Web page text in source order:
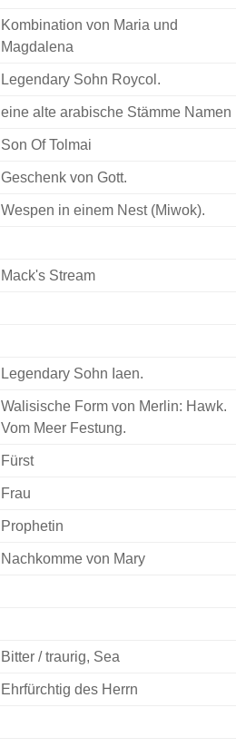
Kombination von Maria und
Magdalena
Legendary Sohn Roycol.
eine alte arabische Stämme Namen
Son Of Tolmai
Geschenk von Gott.
Wespen in einem Nest (Miwok).
Mack's Stream
Legendary Sohn Iaen.
Walisische Form von Merlin: Hawk.
Vom Meer Festung.
Fürst
Frau
Prophetin
Nachkomme von Mary
Bitter / traurig, Sea
Ehrfürchtig des Herrn